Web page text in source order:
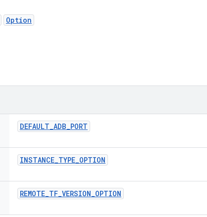
Option
DEFAULT_ADB_PORT
INSTANCE_TYPE_OPTION
REMOTE_TF_VERSION_OPTION